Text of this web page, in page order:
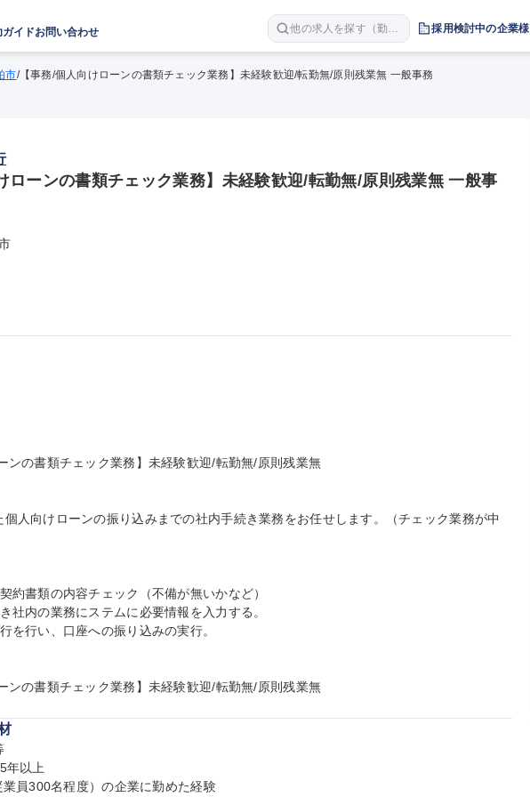
イドお問い合わせ
他の求人を探す（勤務
地 職種 年収など）
採用検討中の企業様
市/【事務/個人向けローンの書類チェック業務】未経験歓迎/転勤無/原則残業無 一般事務
ローンの書類チェック業務】未経験歓迎/転勤無/原則残業無 一般事
ンの書類チェック業務】未経験歓迎/転勤無/原則残業無
人向けローンの振り込みまでの社内手続き業務をお任せします。（チェック業務が中
約書類の内容チェック（不備が無いかなど）
社内の業務にステムに必要情報を入力する。
を行い、口座への振り込みの実行。
ンの書類チェック業務】未経験歓迎/転勤無/原則残業無
年以上